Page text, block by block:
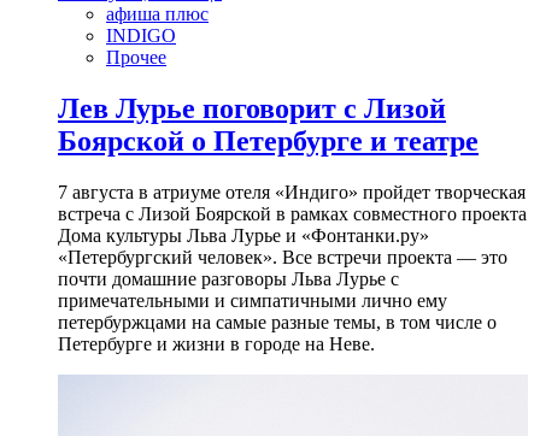
афиша плюс
INDIGO
Прочее
Лев Лурье поговорит с Лизой
Боярской о Петербурге и театре
7 августа в атриуме отеля «Индиго» пройдет творческая
встреча с Лизой Боярской в рамках совместного проекта
Дома культуры Льва Лурье и «Фонтанки.ру»
«Петербургский человек». Все встречи проекта — это
почти домашние разговоры Льва Лурье с
примечательными и симпатичными лично ему
петербуржцами на самые разные темы, в том числе о
Петербурге и жизни в городе на Неве.